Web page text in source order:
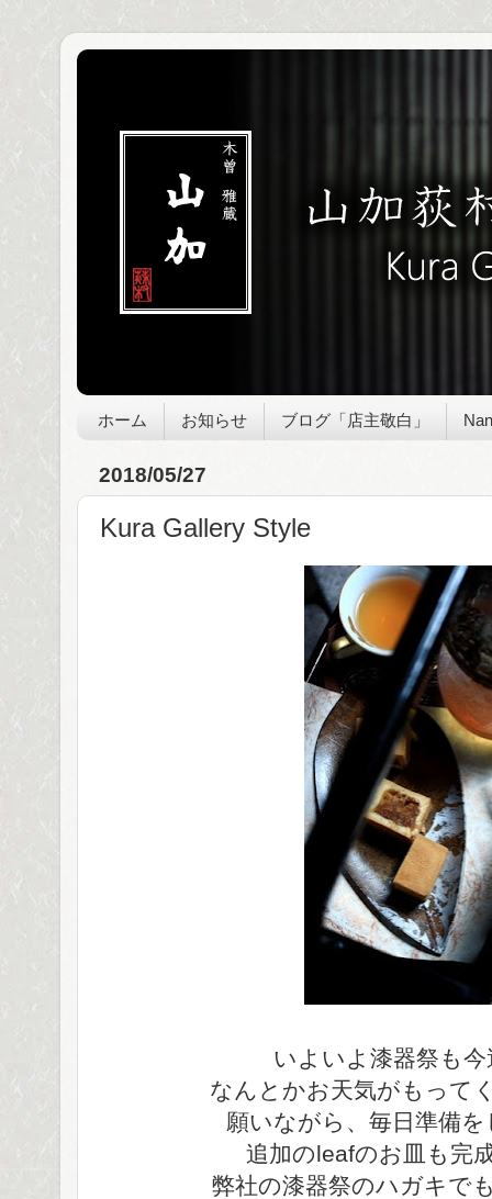
ホーム お知らせ ブログ「店主敬白」
2018/05/27
Kura Gallery Style
いよいよ漆器祭も
なんとかお天気がもって
願いながら、毎日準備
追加のleafのお皿も完
弊社の漆器祭のハガキで